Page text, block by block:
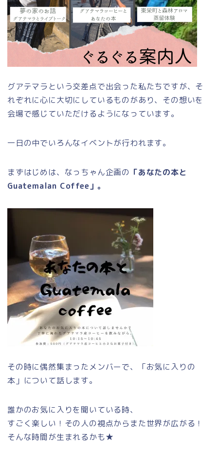
グアテマラという交差点で出会った私たちですが、そ
れぞれに心に大切にしているものがあり、その想いを
会場で感じていただけるようになっています。
一日の中でいろんなイベントが行われます。
まずはじめは、なっちゃん企画の 「あなたの本と
Guatemalan Coffee」。
その時に偶然集まったメンバーで、「お気に入りの
本」について話します。
誰かのお気に入りを聞いている時、
すごく楽しい！その人の視点からまた世界が広がる！
そんな時間が生まれるかも★